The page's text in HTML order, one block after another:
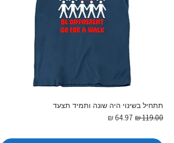
תתחיל בשינוי היה שונה ותמיד תצעד
מחיר רגיל מחיר מבצע